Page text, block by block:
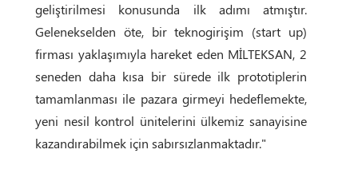
geliştirilmesi konusunda ilk adımı atmıştır.
Gelenekselden öte, bir teknogirişim (start up)
firması yaklaşımıyla hareket eden MİLTEKSAN, 2
seneden daha kısa bir sürede ilk prototiplerin
tamamlanması ile pazara girmeyi hedeflemekte,
yeni nesil kontrol ünitelerini ülkemiz sanayisine
kazandırabilmek için sabırsızlanmaktadır."